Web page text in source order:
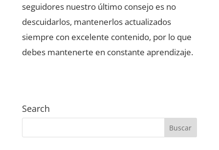
seguidores nuestro último consejo es no
descuidarlos, mantenerlos actualizados
siempre con excelente contenido, por lo que
debes mantenerte en constante aprendizaje.
Search